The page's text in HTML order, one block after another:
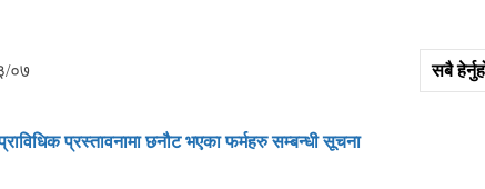
०७ सबै
प्रस्‍तावनामा छनौट भएका फर्महरु सम्‍बन्‍धी सूचना